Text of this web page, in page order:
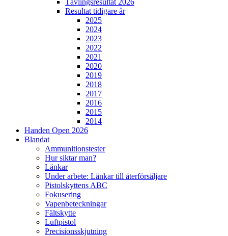
Resultat tidigare år
2025
2024
2023
2022
2021
2020
2019
2018
2017
2016
2015
2014
Handen Open 2026
Blandat
Ammunitionstester
Hur siktar man?
Länkar
Under arbete: Länkar till återförsäljare
Pistolskyttens ABC
Fokusering
Vapenbeteckningar
Fältskytte
Luftpistol
Precisionsskjutning